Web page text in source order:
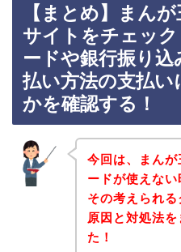
【まとめ】まん
サイトをチェッ
ードや銀行振り
払い方法の支払
かを確認する！
今回は、まん
ードが使えな
その考えられ
原因と対処法
た！